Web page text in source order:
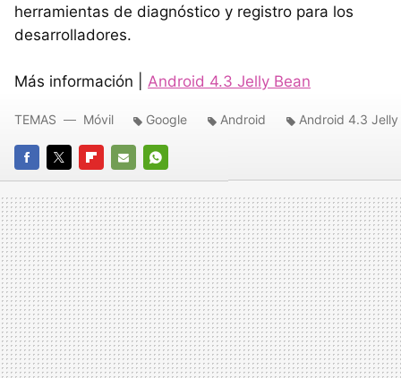
herramientas de diagnóstico y registro para los
desarrolladores.
Más información | Android 4.3 Jelly Bean
FACEBOOK
TWITTERFLIPBOARD
E-
MAIL
WHATSAPP
TEMAS Móvil Google Android Android 4.3 Jelly